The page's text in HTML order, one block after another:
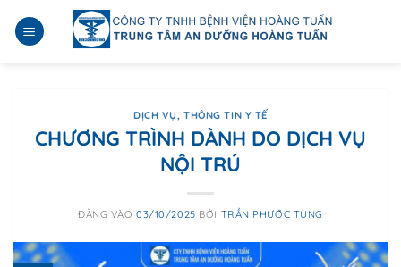
qua
DỊCH VỤ,THÔNG TIN Y TẾ
CHƯƠNG TRÌNH DÀNH DO DỊCH VỤ
NỘI TRÚ
ĐĂNG VÀO03/10/2025 BỞI TRẦN PHƯỚC TÙNG